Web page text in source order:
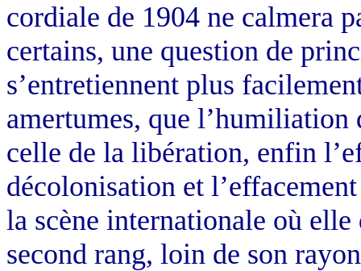
cordiale de 1904 ne calmera
certains, une question de
s’entretiennent plus
amertumes, que
celle de la libération, enfin
décolonisation et
la scène internationale où
second rang, loin de son